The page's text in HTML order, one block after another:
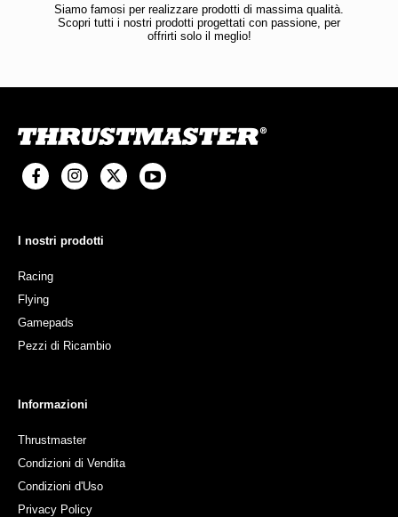
Siamo famosi per realizzare prodotti di massima qualità.
Scopri tutti i nostri prodotti progettati con passione, per
offrirti solo il meglio!
I nostri prodotti
Racing
Flying
Gamepads
Pezzi di Ricambio
Informazioni
Thrustmaster
Condizioni di Vendita
Condizioni d'Uso
Privacy Policy